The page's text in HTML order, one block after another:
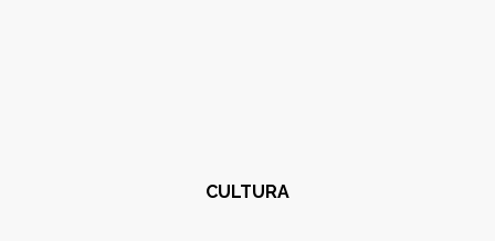
CULTURA